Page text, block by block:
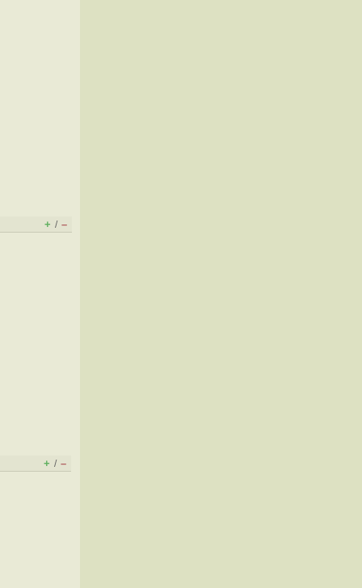
+ / –
+ / –